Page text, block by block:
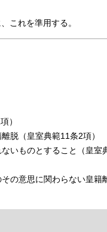
これを準用する。
）
脱（皇室典範11条2項）
いものとすること（皇室
の意思に関わらない皇籍